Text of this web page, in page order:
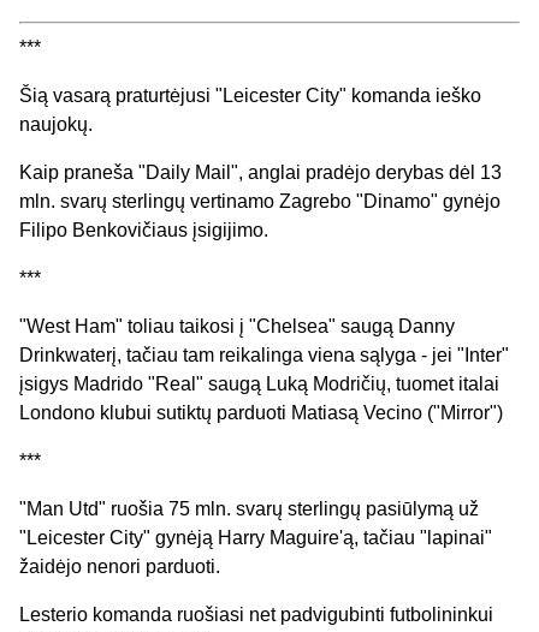
***
Šią vasarą praturtėjusi "Leicester City" komanda ieško
naujokų.
Kaip praneša "Daily Mail", anglai pradėjo derybas dėl 13
mln. svarų sterlingų vertinamo Zagrebo "Dinamo" gynėjo
Filipo Benkovičiaus įsigijimo.
***
"West Ham" toliau taikosi į "Chelsea" saugą Danny
Drinkwaterį, tačiau tam reikalinga viena sąlyga - jei "Inter"
įsigys Madrido "Real" saugą Luką Modričių, tuomet italai
Londono klubui sutiktų parduoti Matiasą Vecino ("Mirror")
***
"Man Utd" ruošia 75 mln. svarų sterlingų pasiūlymą už
"Leicester City" gynėją Harry Maguire'ą, tačiau "lapinai"
žaidėjo nenori parduoti.
Lesterio komanda ruošiasi net padvigubinti futbolininkui